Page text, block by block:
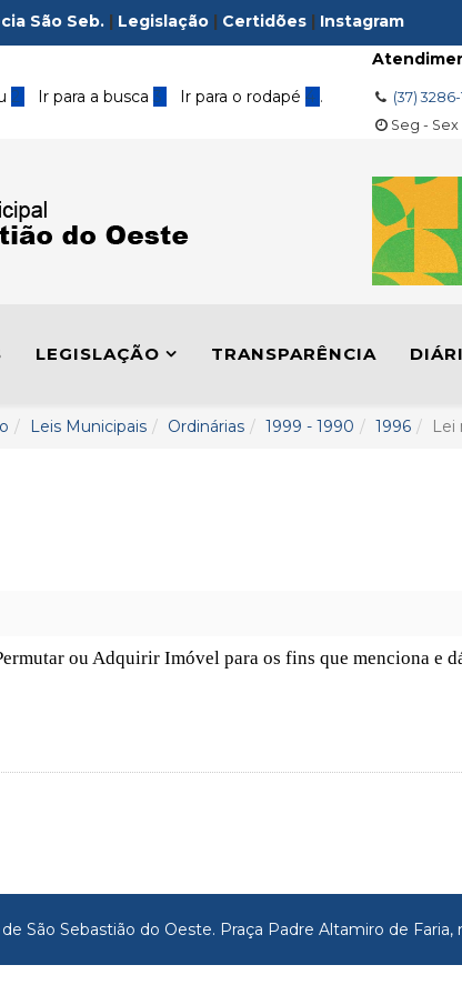
São Seb. | Legislação | Certidões | Instagram
2 Ir para a busca3 Ir para o rodapé 4 . (37) 3286-
Seg -
LEGISLAÇÃO TRANSPARÊNCIA
Leis Municipais Ordinárias 1999 - 1990 1996 Lei
ou Adquirir Imóvel para os fins que menciona e
São Sebastião do Oeste. Praça Padre Altamiro de